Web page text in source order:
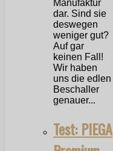
Manufaktur
dar. Sind sie
deswegen
weniger gut?
Auf gar
keinen Fall!
Wir haben
uns die edlen
Beschaller
genauer...
Test: PIEGA